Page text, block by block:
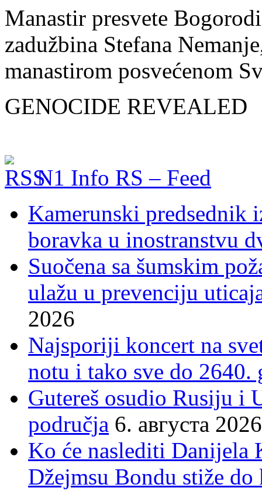
Manastir presvete
zadužbina Stefana
manastirom posvećenom
GENOCIDE REVEALED
N1 Info RS – Feed
Kamerunski predsednik
boravka u inostranstvu
Suočena sa šumskim
ulažu u prevenciju
2026
Najsporiji koncert na
notu i tako sve do 2640.
Gutereš osudio Rusiju i
područja 6. августа 2026
Ko će naslediti Danijela
Džejmsu Bondu stiže do